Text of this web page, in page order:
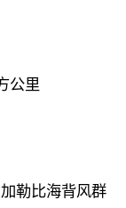
公里
勒比海背风群